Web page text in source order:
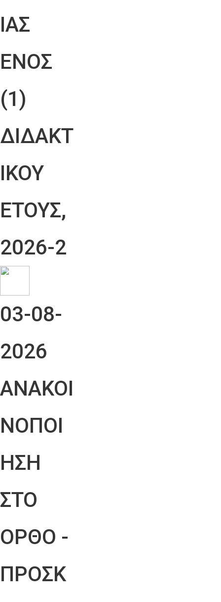
ΙΑΣ
ΕΝΟΣ
(1)
ΔΙΔΑΚΤ
ΙΚΟΥ
ΕΤΟΥΣ,
2026-2
03-08-
2026
ΑΝΑΚΟΙ
ΝΟΠΟΙ
ΗΣΗ
ΣΤΟ
ΟΡΘΟ -
ΠΡΟΣΚ